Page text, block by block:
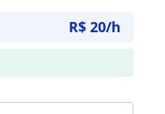
R$ 20/h